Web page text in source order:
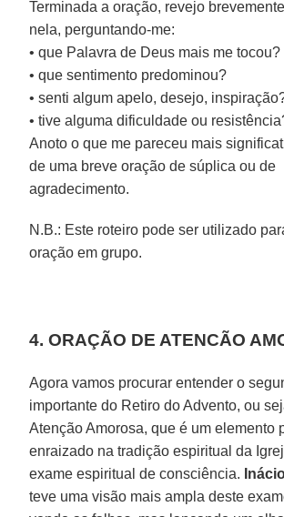
Terminada a oração, revejo
nela, perguntando-me:
• que Palavra de Deus mais me tocou?
• que sentimento predominou?
• senti algum apelo, desejo,
• tive alguma dificuldade ou
Anoto o que me pareceu mais
de uma breve oração de súplica ou de
agradecimento.
N.B.: Este roteiro pode ser utilizado
oração em grupo.
4. ORAÇÃO DE ATENCÃO
Agora vamos procurar entender o
importante do Retiro do Advento, ou
Atenção Amorosa, que é um elemento
enraizado na tradição espiritual da
exame espiritual de consciência.
teve uma visão mais ampla deste